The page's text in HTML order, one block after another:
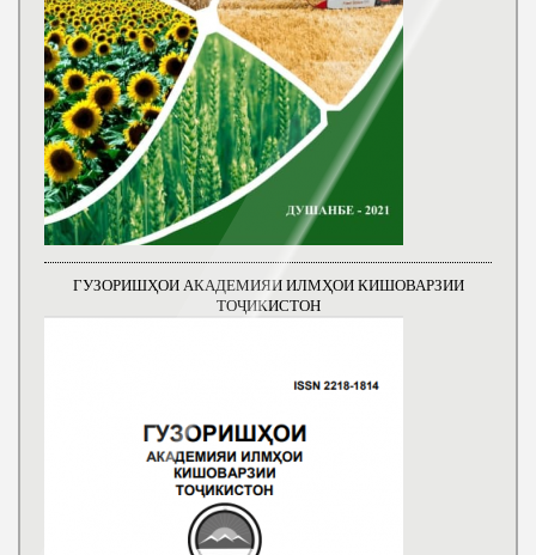
ГУЗОРИШҲОИ АКАДЕМИЯИ ИЛМҲОИ КИШОВАРЗИИ
ТОҶИКИСТОН